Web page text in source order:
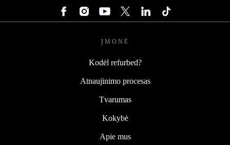
ĮMONĖ
Kodėl refurbed?
Atnaujinimo procesas
Tvarumas
Kokybė
Apie mus